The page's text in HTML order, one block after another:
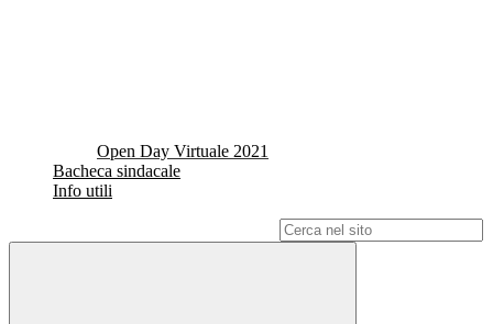
Open Day Virtuale 2021
Bacheca sindacale
Info utili